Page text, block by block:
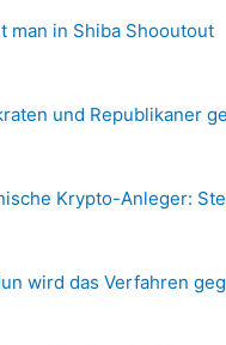
man in Shiba Shooutout
und Republikaner
Krypto-Anleger:
wird das Verfahren